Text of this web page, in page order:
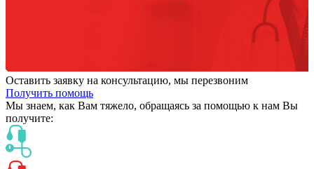
Оставить заявку на консультацию, мы перезвоним
Получить помощь
Мы знаем, как Вам тяжело, обращаясь за помощью к нам Вы
получите: